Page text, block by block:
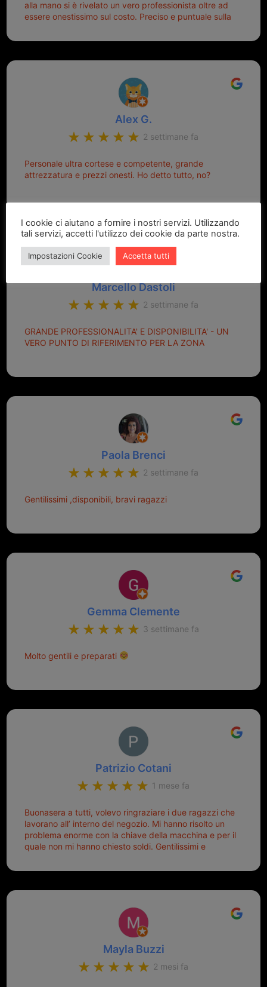
alla mano si è rivelato un vero professionista oltre ad
essere onestissimo sul costo. Preciso e puntuale sulla
Alex G.
2 settimane fa
Personale ultra cortese e competente, grande
attrezzatura e prezzi onesti. Ho detto tutto, no?
Marcello Dastoli
2 settimane fa
GRANDE PROFESSIONALITA' E DISPONIBILITA' - UN
VERO PUNTO DI RIFERIMENTO PER LA ZONA
Paola Brenci
2 settimane fa
Gentilissimi ,disponibili, bravi ragazzi
Gemma Clemente
3 settimane fa
Molto gentili e preparati
Patrizio Cotani
1 mese fa
Buonasera a tutti, volevo ringraziare i due ragazzi che
lavorano all’ interno del negozio. Mi hanno risolto un
problema enorme con la chiave della macchina e per il
quale non mi hanno chiesto soldi. Gentilissimi e
Sicuramente tornerò qui per qualsiasi altro problema.
Mayla Buzzi
2 mesi fa
I cookie ci aiutano a fornire i nostri servizi. Utilizzando
tali servizi, accetti l'utilizzo dei cookie da parte nostra.
Impostazioni Cookie Accetta tutti